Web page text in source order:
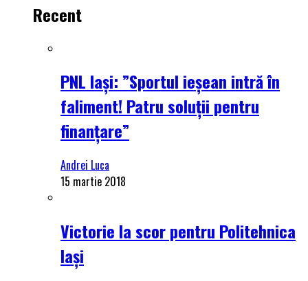
Recent
PNL Iași: ”Sportul ieșean intră în
faliment! Patru soluții pentru
finanțare”
Andrei Luca
15 martie 2018
Victorie la scor pentru Politehnica
Iași